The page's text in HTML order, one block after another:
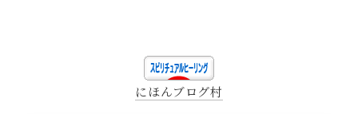
にほんブログ村